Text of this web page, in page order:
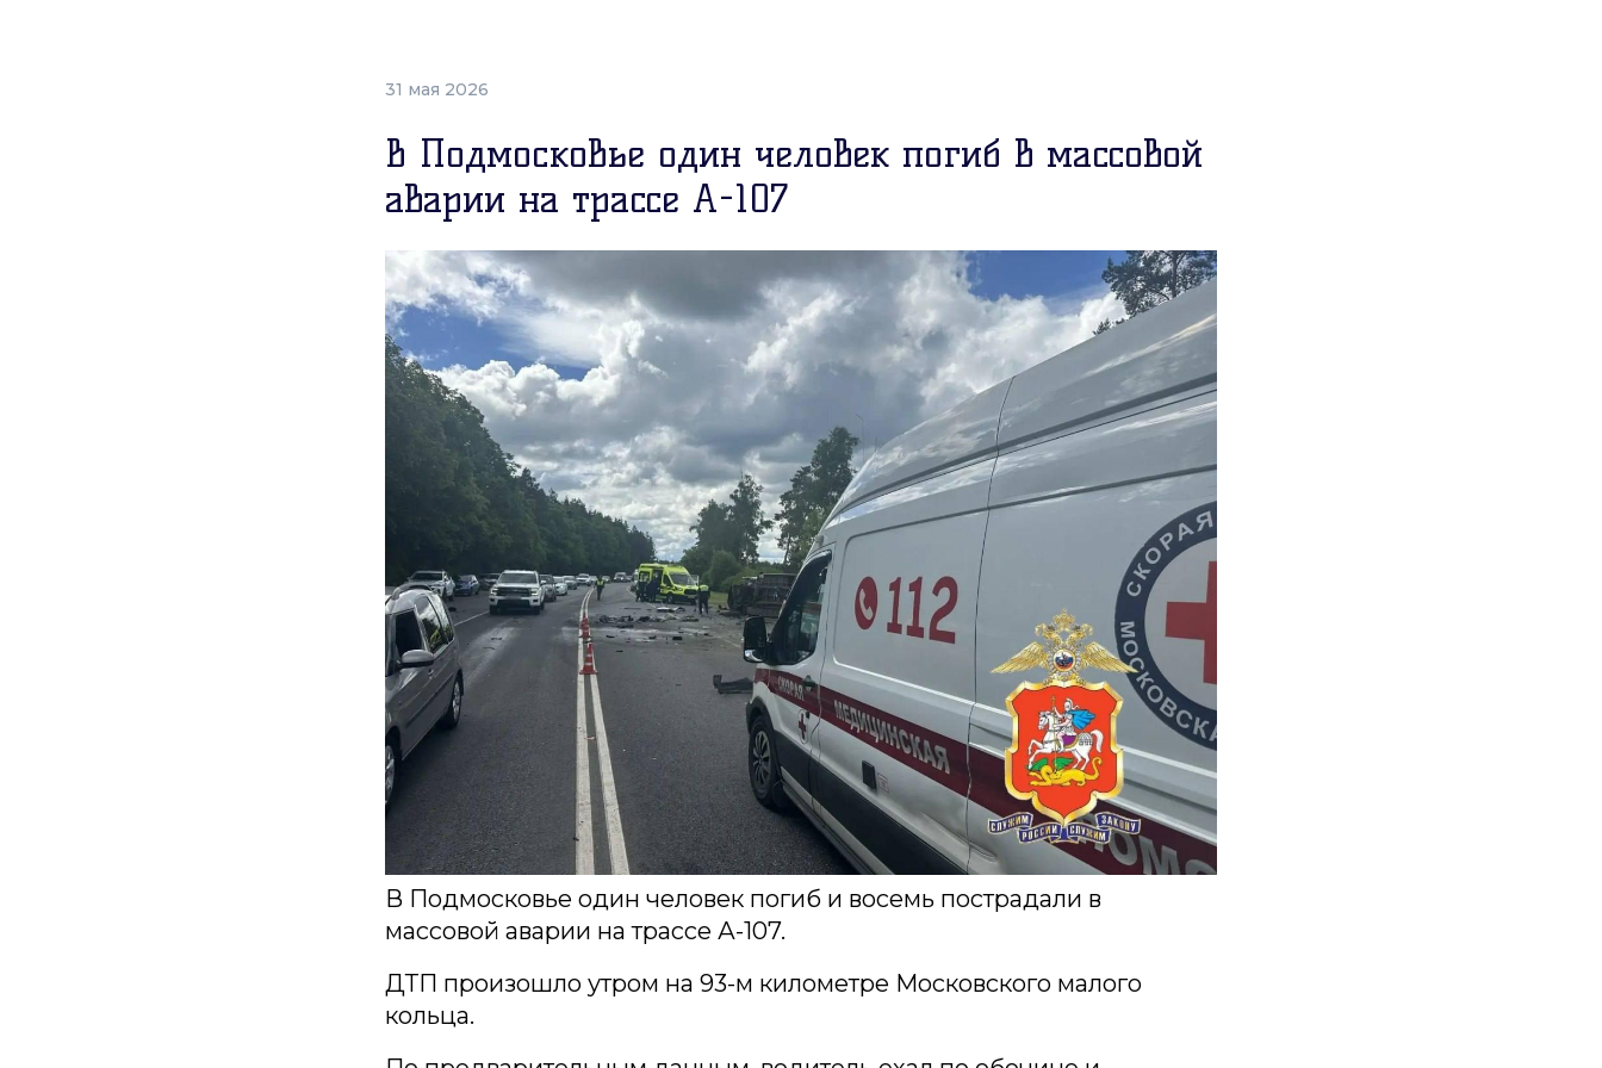
31 мая 2026
В Подмосковье один человек погиб в массовой
аварии на трассе А-107
В Подмосковье один человек погиб и восемь пострадали в
массовой аварии на трассе А-107.
ДТП произошло утром на 93-м километре Московского малого
кольца.